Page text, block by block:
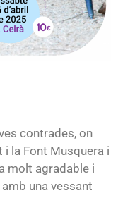
contrades, on
la Font Musquera i
molt agradable i
una vessant